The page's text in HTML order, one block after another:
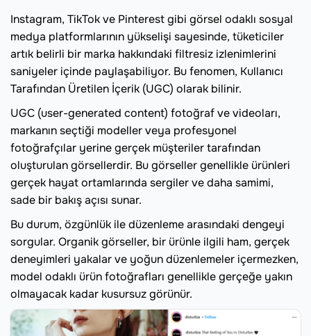
Instagram, TikTok ve Pinterest gibi görsel odaklı sosyal
medya platformlarının yükselişi sayesinde, tüketiciler
artık belirli bir marka hakkındaki filtresiz izlenimlerini
saniyeler içinde paylaşabiliyor. Bu fenomen, Kullanıcı
Tarafından Üretilen İçerik (UGC) olarak bilinir.
UGC (user-generated content) fotoğraf ve videoları,
markanın seçtiği modeller veya profesyonel
fotoğrafçılar yerine gerçek müşteriler tarafından
oluşturulan görsellerdir. Bu görseller genellikle ürünleri
gerçek hayat ortamlarında sergiler ve daha samimi,
sade bir bakış açısı sunar.
Bu durum, özgünlük ile düzenleme arasındaki dengeyi
sorgular. Organik görseller, bir ürünle ilgili ham, gerçek
deneyimleri yakalar ve yoğun düzenlemeler içermezken,
model odaklı ürün fotoğrafları genellikle gerçeğe yakın
olmayacak kadar kusursuz görünür.